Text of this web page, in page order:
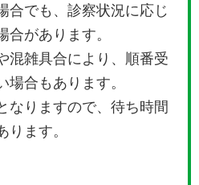
合でも、診察状況に応じ
合があります。
混雑具合により、順番受
場合もあります。
なりますので、待ち時間
ります。